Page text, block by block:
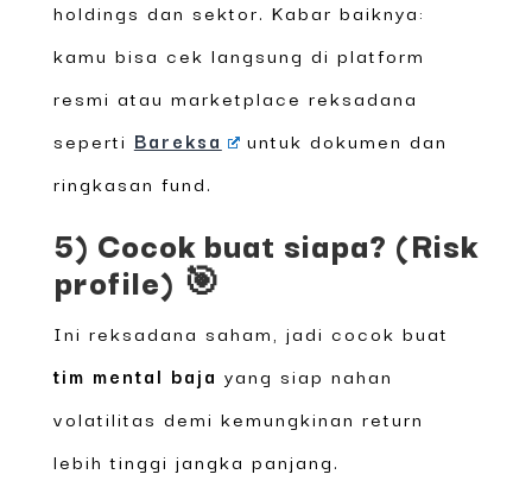
holdings dan sektor. Kabar baiknya:
kamu bisa cek langsung di platform
resmi atau marketplace reksadana
seperti Bareksa
untuk dokumen dan
ringkasan fund.
5) Cocok buat siapa? (Risk
profile) 🎯
Ini reksadana saham, jadi cocok buat
tim mental baja yang siap nahan
volatilitas demi kemungkinan return
lebih tinggi jangka panjang.